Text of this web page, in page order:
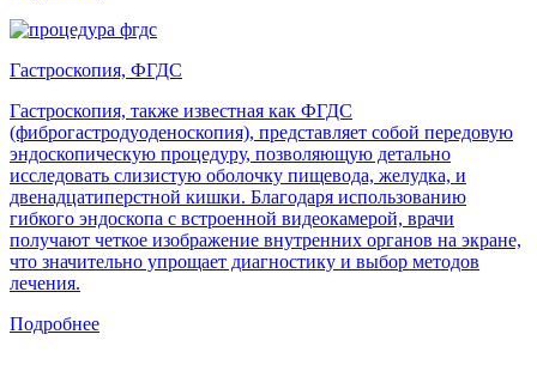
Гастроскопия, ФГДС
Гастроскопия, также известная как ФГДС
(фиброгастродуоденоскопия), представляет собой передовую
эндоскопическую процедуру, позволяющую детально
исследовать слизистую оболочку пищевода, желудка, и
двенадцатиперстной кишки. Благодаря использованию
гибкого эндоскопа с встроенной видеокамерой, врачи
получают четкое изображение внутренних органов на экране,
что значительно упрощает диагностику и выбор методов
лечения.
Подробнее